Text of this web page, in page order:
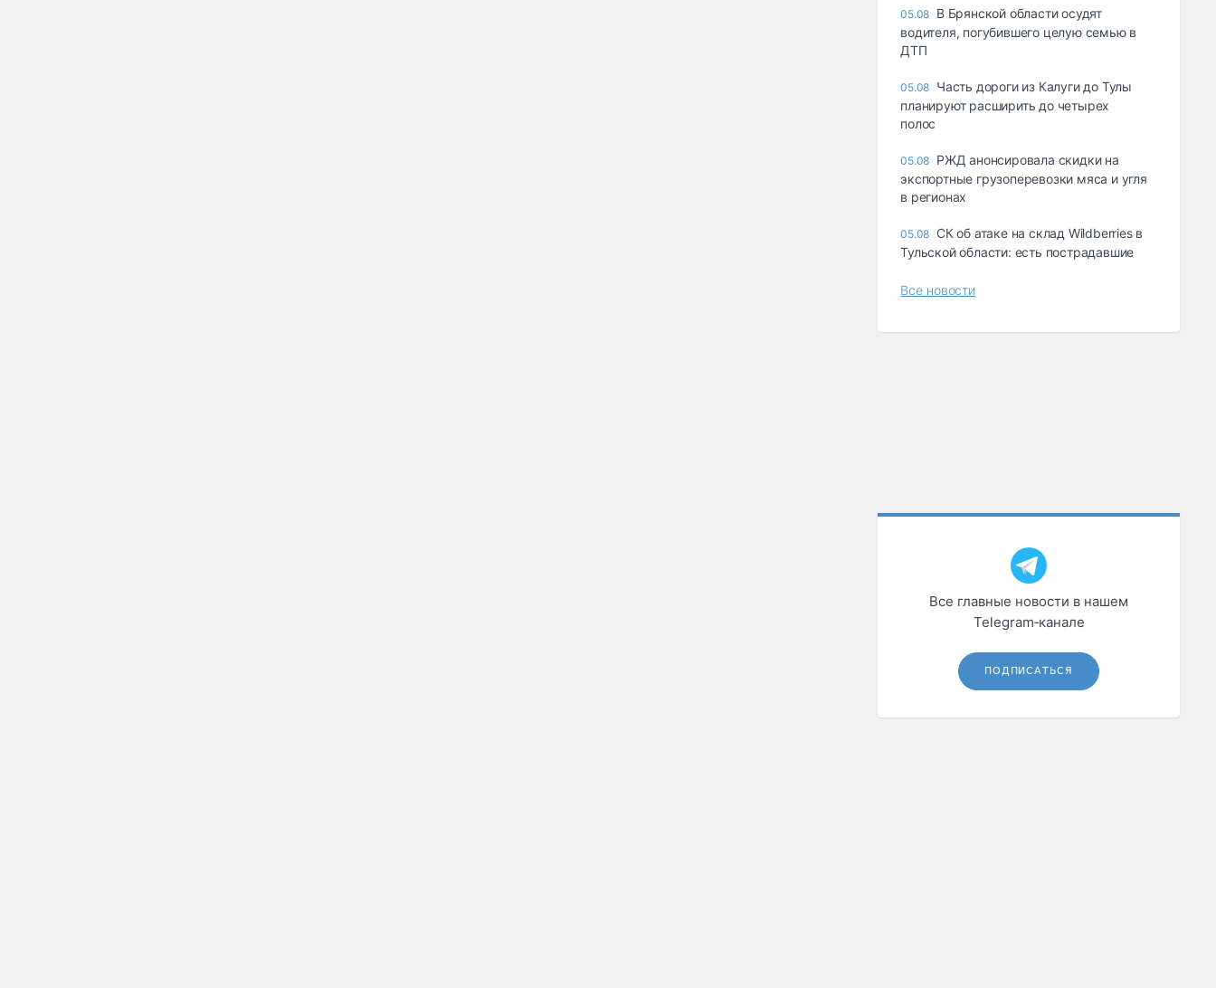
05.08 В Брянской области осудят
водителя, погубившего целую семью в
ДТП
05.08 Часть дороги из Калуги до Тулы
планируют расширить до четырех
полос
05.08 РЖД анонсировала скидки на
экспортные грузоперевозки мяса и угля
в регионах
05.08 СК об атаке на склад Wildberries в
Тульской области: есть пострадавшие
Все новости
Все главные новости в нашем
Telegram‑канале
ПОДПИСАТЬСЯ